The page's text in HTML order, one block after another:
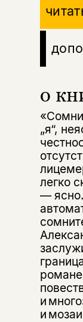
о
„я“,
легко
—
и
и